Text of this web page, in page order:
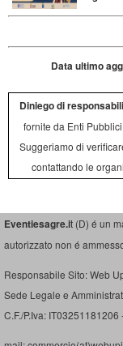
Data ultimo
Diniego di
fornite da Enti
Suggeriamo di
contattando le
Eventiesagre.it (D) é un
autorizzato non é
Responsabile Sito: Web
Sede Legale e
C.F./P.Iva: